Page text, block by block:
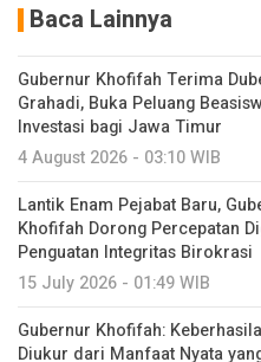
Baca Lainnya
Gubernur Khofifah Terima
Grahadi, Buka Peluang
Investasi bagi Jawa Timur
4 August 2026 - 03:10 WIB
Lantik Enam Pejabat Baru,
Khofifah Dorong Percepatan
Penguatan Integritas Birokrasi
15 July 2026 - 01:49 WIB
Gubernur Khofifah:
Diukur dari Manfaat Nyata